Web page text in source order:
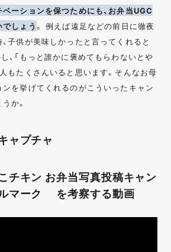
ーションを保つためにも、お弁当UGC
しょう 。 例えば遠足などの前日に徹夜
子供が美味しかったと言ってくれると
、「もっと誰かに褒めてもらわないとや
もたくさんいると思います。そんなお母
を挙げてくれるのがこういったキャン
か。
ャプチャ
チキン お弁当写真投稿キャン
マーク を考察する動画